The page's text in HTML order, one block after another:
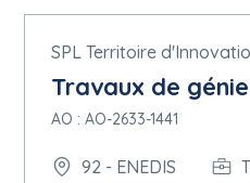
Valeur estimée hors TVA: 10
5.1.6.Informations générales
Il s'agit d'un marché récurrent
La participation n'est pas
SPL Territoire
Travaux de
AO : AO-2633-1441
92 - ENEDIS